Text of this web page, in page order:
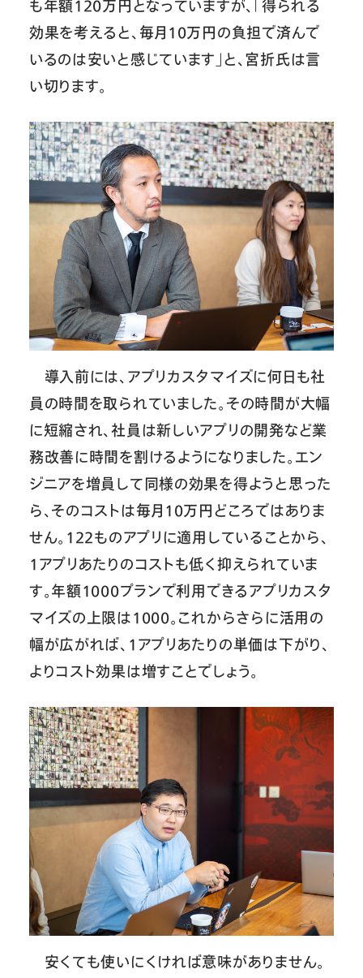
も年額120万円となっていますが、「得られる
効果を考えると、毎月10万円の負担で済んで
いるのは安いと感じています」と、宮折氏は言
い切ります。
導入前には、アプリカスタマイズに何日も社
員の時間を取られていました。その時間が大幅
に短縮され、社員は新しいアプリの開発など業
務改善に時間を割けるようになりました。エン
ジニアを増員して同様の効果を得ようと思った
ら、そのコストは毎月10万円どころではありま
せん。122ものアプリに適用していることから、
1アプリあたりのコストも低く抑えられていま
す。年額1000プランで利用できるアプリカスタ
マイズの上限は1000。これからさらに活用の
幅が広がれば、1アプリあたりの単価は下がり、
よりコスト効果は増すことでしょう。
安くても使いにくければ意味がありません。